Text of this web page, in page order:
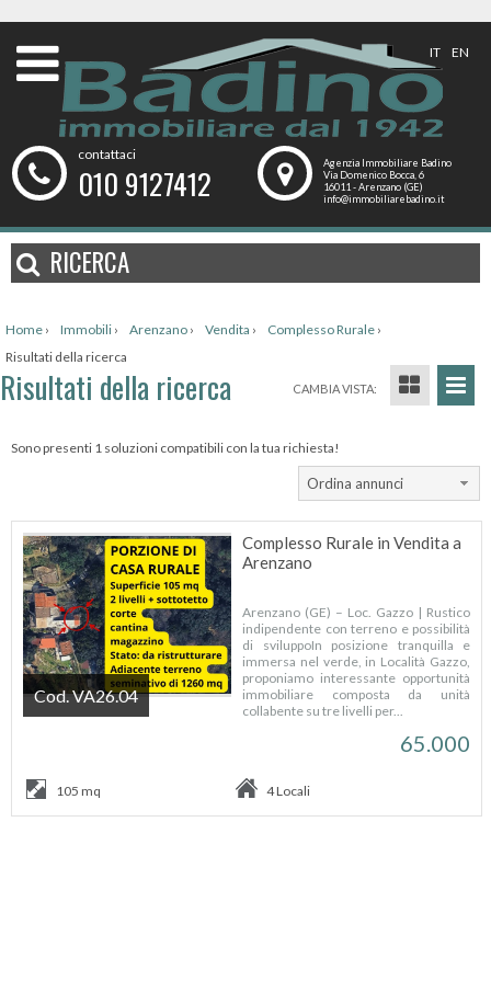
IT EN
contattaci
010 9127412
Agenzia Immobiliare Badino
Via Domenico Bocca, 6
16011 - Arenzano (GE)
info@immobiliarebadino.it
RICERCA
Home › Immobili › Arenzano › Vendita › Complesso Rurale ›
Risultati della ricerca
Risultati della ricerca CAMBIA VISTA:
Sono presenti 1 soluzioni compatibili con la tua richiesta!
Ordina annunci
Complesso Rurale in Vendita a
Arenzano
Arenzano (GE) – Loc. Gazzo | Rustico
indipendente con terreno e possibilità
di sviluppoIn posizione tranquilla e
immersa nel verde, in Località Gazzo,
proponiamo interessante opportunità
immobiliare composta da unità
collabente su tre livelli per...
65.000
Cod. VA26.04
105 mq 4 Locali